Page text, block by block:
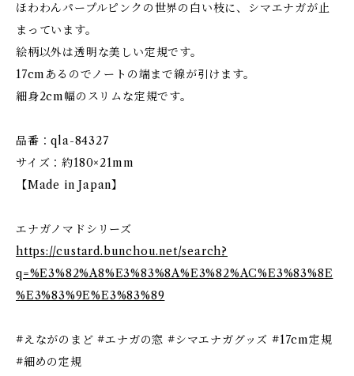
ほわわんパープルピンクの世界の白い枝に、シマエナガが止
まっています。
絵柄以外は透明な美しい定規です。
17cmあるのでノートの端まで線が引けます。
細身2cm幅のスリムな定規です。
品番：qla-84327
サイズ：約180×21mm
【Made in Japan】
エナガノマドシリーズ
https://custard.bunchou.net/search?
q=%E3%82%A8%E3%83%8A%E3%82%AC%E3%83%8E
%E3%83%9E%E3%83%89
#えながのまど #エナガの窓 #シマエナガグッズ #17cm定規
#細めの定規